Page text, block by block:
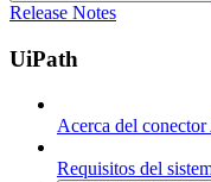
Release Notes
UiPath
Acerca del
Requisitos del